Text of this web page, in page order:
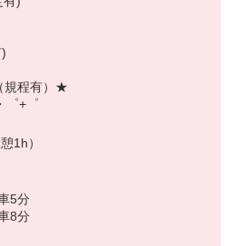
タン面接OK！
ド対応。
ください！
規程有）★
゜+゜
1h）
5分
8分